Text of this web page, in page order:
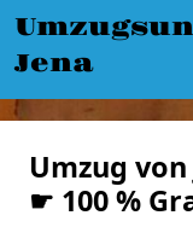
Jena
Umzug
☛ 100 %